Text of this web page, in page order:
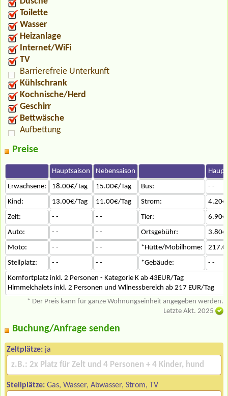
Toilette
Wasser
Heizanlage
Internet/WiFi
TV
Barrierefreie Unterkunft
Kühlschrank
Kochnische/Herd
Geschirr
Bettwäsche
Aufbettung
Preise
Hauptsaison Nebensaison
Erwachsene:
18.00€/Tag 15.00€/Tag Bus:
- -
Kind:
13.00€/Tag 11.00€/Tag Strom:
Zelt:
- - - - Tier:
Auto:
- - - - Ortsgebühr:
Moto:
- - - - *Hütte/Mobilhome:
Stellplatz:
- - - - *Gebäude:
- -
Komfortplatz inkl. 2 Personen - Kategorie K ab 43EUR/Tag
Himmelchalets inkl. 2 Personen und Wllnessbereich ab 217 EUR/Tag
* Der Preis kann für ganze Wohnungseinheit angegeben werden.
Letzte Akt. 2025
Buchung/Anfrage senden
Zeltplätze: ja
Stellplätze: Gas, Wasser, Abwasser, Strom, TV